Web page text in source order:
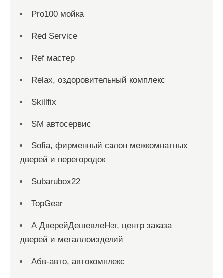
Pro100 мойка
Red Service
Ref мастер
Relax, оздоровительный комплекс
Skillfix
SM автосервис
Sofia, фирменный салон межкомнатных
дверей и перегородок
Subarubox22
TopGear
А ДверейДешевлеНет, центр заказа
дверей и металлоизделий
Абв-авто, автокомплекс